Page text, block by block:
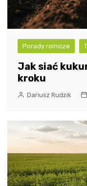
Porady rolnicze
Jak siać
kroku
Dariusz Rudzik